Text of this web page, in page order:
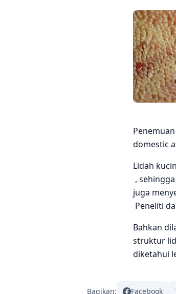
domestic
Lidah
,
juga
Peneliti
Bahkan
struktur
diketahui
Bagikan: Facebook